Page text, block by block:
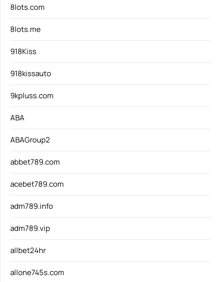
8lots.com
8lots.me
918Kiss
918kissauto
9kpluss.com
ABA
ABAGroup2
abbet789.com
acebet789.com
adm789.info
adm789.vip
allbet24hr
allone745s.com